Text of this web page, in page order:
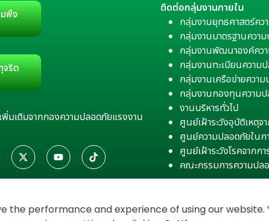
มพึง
จริต
พิ่มเติมจากกองความปลอดภัยแรงงาน
ติดต่อกลุ่มงานภายใน
กลุ่มงานยุทธศาสตร์คว
กลุ่มงานมาตรฐานควา
กลุ่มงานพัฒนาองค์ควา
กลุ่มงานทะเบียนความ
กลุ่มงานเครือข่ายควา
กลุ่มงานกองทุนความ
งานบริหารทั่วไป
ศูนย์เฝ้าระวังอุบัติเหตุจ
ศูนย์ความปลอดภัยในก
ศูนย์เฝ้าระวังโรคจากก
คณะกรรมการความปล
the performance and experience of using our website.